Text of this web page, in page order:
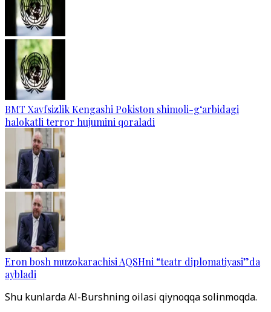
BMT Xavfsizlik Kengashi Pokiston shimoli-g‘arbidagi
halokatli terror hujumini qoraladi
Eron bosh muzokarachisi AQSHni “teatr diplomatiyasi”da
aybladi
Shu kunlarda Al-Burshning oilasi qiynoqqa solinmoqda.